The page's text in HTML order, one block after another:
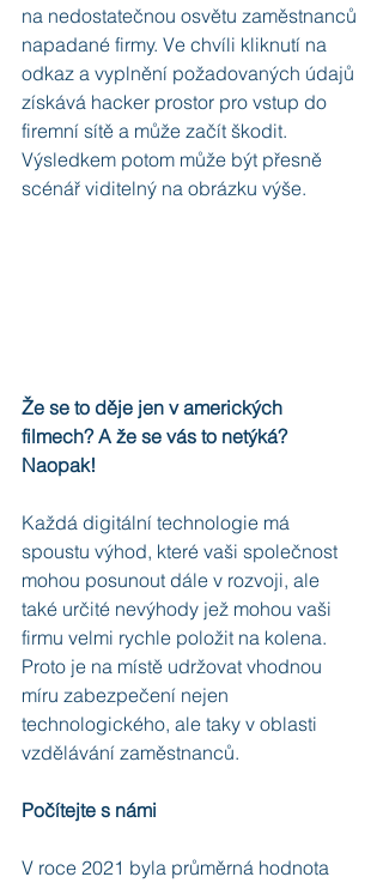
na nedostatečnou osvětu zaměstnanců
napadané firmy. Ve chvíli kliknutí na
odkaz a vyplnění požadovaných údajů
získává hacker prostor pro vstup do
firemní sítě a může začít škodit.
Výsledkem potom může být přesně
scénář viditelný na obrázku výše.
Že se to děje jen v amerických
filmech? A že se vás to netýká?
Naopak!
Každá digitální technologie má
spoustu výhod, které vaši společnost
mohou posunout dále v rozvoji, ale
také určité nevýhody jež mohou vaši
firmu velmi rychle položit na kolena.
Proto je na místě udržovat vhodnou
míru zabezpečení nejen
technologického, ale taky v oblasti
vzdělávání zaměstnanců.
Počítejte s námi
V roce 2021 byla průměrná hodnota